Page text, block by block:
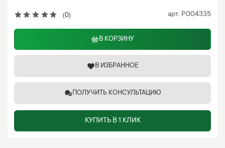
(0) арт. P004335
В КОРЗИНУ
В ИЗБРАННОЕ
ПОЛУЧИТЬ КОНСУЛЬТАЦИЮ
КУПИТЬ В 1 КЛИК